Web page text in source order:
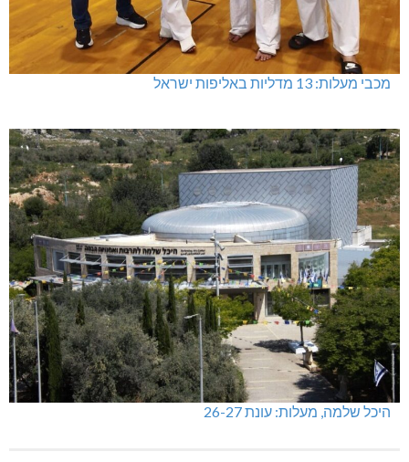
מכבי מעלות: 13 מדליות באליפות ישראל
היכל שלמה, מעלות: עונת 26-27